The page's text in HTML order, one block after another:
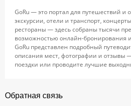
GoRu — это портал для путешествий и
экскурсии, отели и транспорт,
рестораны — здесь собраны тысячи
возможностью онлайн-бронирования
GoRu представлен подробный
описания мест, фотографии и отзывы
поездки или проводите лучшие
Обратная связь